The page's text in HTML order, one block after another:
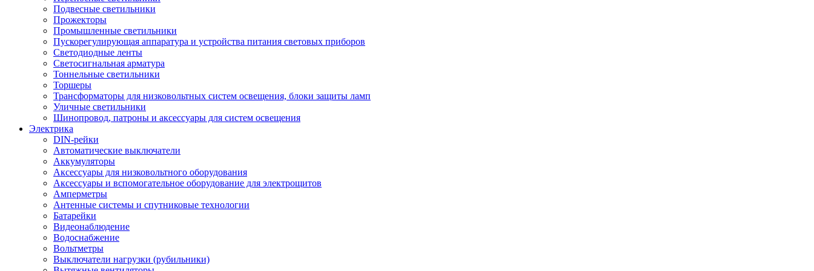
Подвесные светильники
Прожекторы
Промышленные светильники
Пускорегулирующая аппаратура и устройства питания световых приборов
Светодиодные ленты
Светосигнальная арматура
Тоннельные светильники
Торшеры
Трансформаторы для низковольтных систем освещения, блоки защиты ламп
Уличные светильники
Шинопровод, патроны и аксессуары для систем освещения
Электрика
DIN-рейки
Автоматические выключатели
Аккумуляторы
Аксессуары для низковольтного оборудования
Аксессуары и вспомогательное оборудование для электрощитов
Амперметры
Антенные системы и спутниковые технологии
Батарейки
Видеонаблюдение
Водоснабжение
Вольтметры
Выключатели нагрузки (рубильники)